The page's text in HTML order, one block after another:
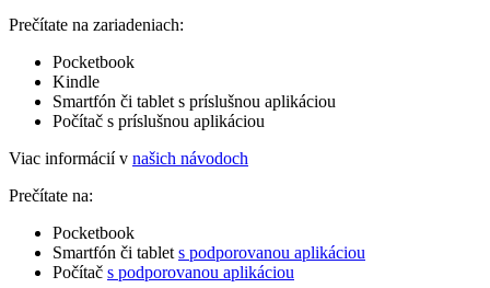
Prečítate na zariadeniach:
Pocketbook
Kindle
Smartfón či tablet s príslušnou aplikáciou
Počítač s príslušnou aplikáciou
Viac informácií v našich návodoch
Prečítate na:
Pocketbook
Smartfón či tablet s podporovanou aplikáciou
Počítač s podporovanou aplikáciou